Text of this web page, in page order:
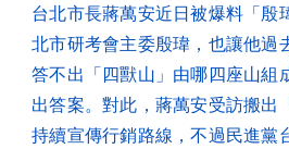
台北市長蔣萬安近日被爆料「殷
北市研考會主委殷瑋，也讓他過
答不出「四獸山」由哪四座山組
出答案。對此，蔣萬安受訪搬出
持續宣傳行銷路線，不過民進黨